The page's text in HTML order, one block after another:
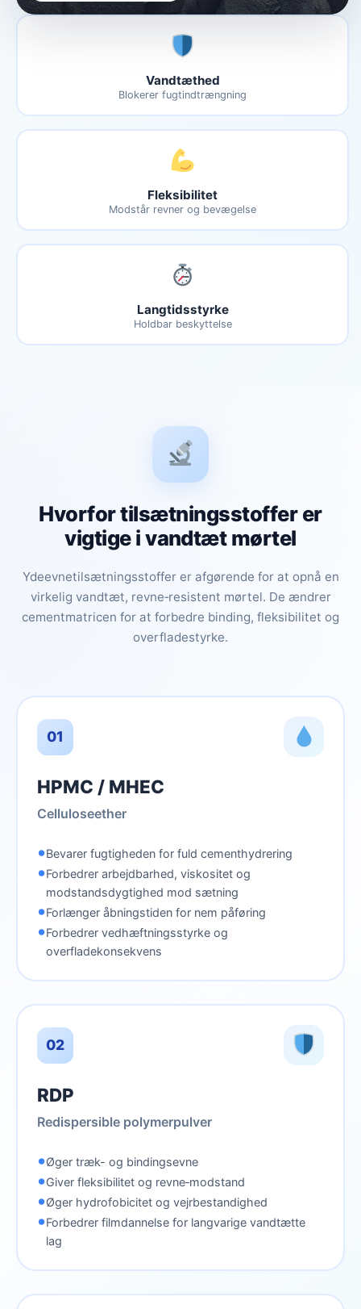
Vandtæthed
Blokerer fugtindtrængning
Fleksibilitet
Modstår revner og bevægelse
Langtidsstyrke
Holdbar beskyttelse
Hvorfor tilsætningsstoffer er
vigtige i vandtæt mørtel
Ydeevnetilsætningsstoffer er afgørende for at opnå en
virkelig vandtæt, revne‑resistent mørtel. De ændrer
cementmatricen for at forbedre binding, fleksibilitet og
overfladestyrke.
01
HPMC / MHEC
Celluloseether
•Bevarer fugtigheden for fuld cementhydrering
•Forbedrer arbejdbarhed, viskositet og
modstandsdygtighed mod sætning
•Forlænger åbningstiden for nem påføring
•Forbedrer vedhæftningsstyrke og
overfladekonsekvens
02
RDP
Redispersible polymerpulver
•Øger træk- og bindingsevne
•Giver fleksibilitet og revne‑modstand
•Øger hydrofobicitet og vejrbestandighed
•Forbedrer filmdannelse for langvarige vandtætte
lag